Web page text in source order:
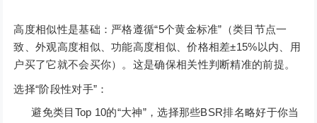
高度相似性是基础：严格遵循“5个黄金标准”（类目节点一
致、外观高度相似、功能高度相似、价格相差±15%以内、用
户买了它就不会买你）。这是确保相关性判断精准的前提。
选择“阶段性对手”：
避免类目Top 10的“大神”，选择那些BSR排名略好于你当